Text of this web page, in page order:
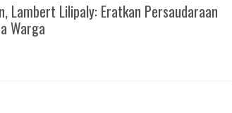
Lambert Lilipaly: Eratkan Persaudaraan
Warga